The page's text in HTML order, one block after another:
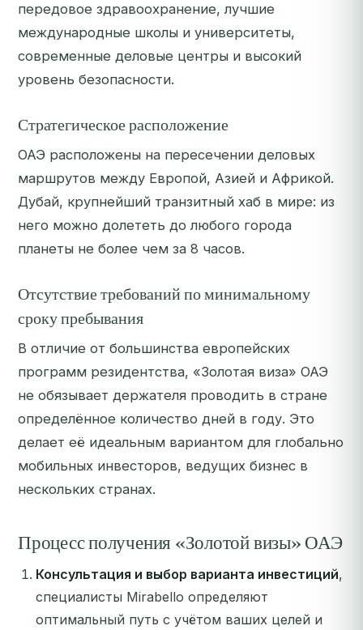
передовое здравоохранение, лучшие
международные школы и университеты,
современные деловые центры и высокий
уровень безопасности.
Стратегическое расположение
ОАЭ расположены на пересечении деловых
маршрутов между Европой, Азией и Африкой.
Дубай, крупнейший транзитный хаб в мире: из
него можно долететь до любого города
планеты не более чем за 8 часов.
Отсутствие требований по минимальному
сроку пребывания
В отличие от большинства европейских
программ резидентства, «Золотая виза» ОАЭ
не обязывает держателя проводить в стране
определённое количество дней в году. Это
делает её идеальным вариантом для глобально
мобильных инвесторов, ведущих бизнес в
нескольких странах.
Процесс получения «Золотой визы» ОАЭ
Консультация и выбор варианта инвестиций,
специалисты Mirabello определяют
оптимальный путь с учётом ваших целей и